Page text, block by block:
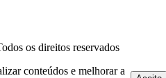
os direitos reservados
conteúdos e melhorar a